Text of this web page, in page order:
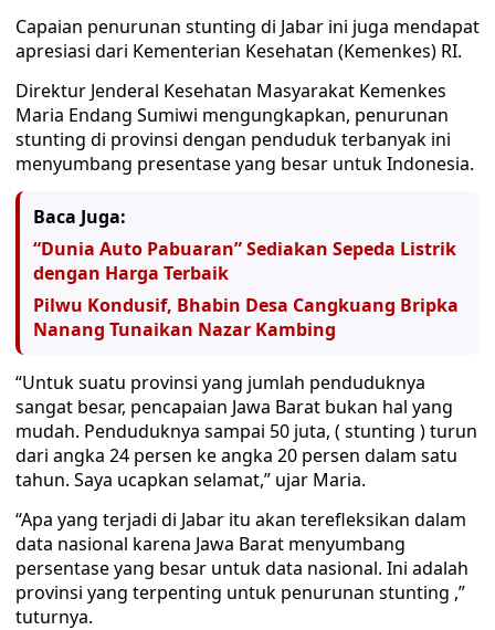
Capaian penurunan stunting di Jabar ini juga mendapat
apresiasi dari Kementerian Kesehatan (Kemenkes) RI.
Direktur Jenderal Kesehatan Masyarakat Kemenkes
Maria Endang Sumiwi mengungkapkan, penurunan
stunting di provinsi dengan penduduk terbanyak ini
menyumbang presentase yang besar untuk Indonesia.
Baca Juga:
“Dunia Auto Pabuaran” Sediakan Sepeda Listrik
dengan Harga Terbaik
Pilwu Kondusif, Bhabin Desa Cangkuang Bripka
Nanang Tunaikan Nazar Kambing
“Untuk suatu provinsi yang jumlah penduduknya
sangat besar, pencapaian Jawa Barat bukan hal yang
mudah. Penduduknya sampai 50 juta, ( stunting ) turun
dari angka 24 persen ke angka 20 persen dalam satu
tahun. Saya ucapkan selamat,” ujar Maria.
“Apa yang terjadi di Jabar itu akan terefleksikan dalam
data nasional karena Jawa Barat menyumbang
persentase yang besar untuk data nasional. Ini adalah
provinsi yang terpenting untuk penurunan stunting ,”
tuturnya.